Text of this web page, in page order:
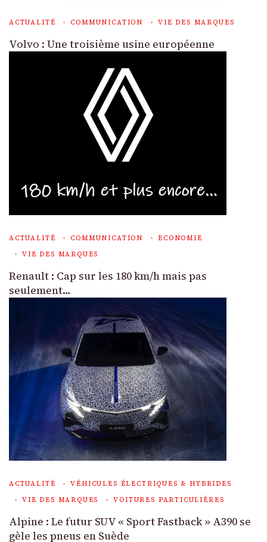
ACTUALITÉ COMMUNICATION VIE DES MARQUES
Volvo : Une troisième usine européenne
ACTUALITÉ COMMUNICATION
ECONOMIE
VIE DES MARQUES
Renault : Cap sur les 180 km/h mais pas
seulement…
ACTUALITÉ
VÉHICULES ÉLECTRIQUES & HYBRIDES
VIE DES MARQUES
VOITURES PARTICULIÈRES
Alpine : Le futur SUV « Sport Fastback » A390 se
gèle les pneus en Suède